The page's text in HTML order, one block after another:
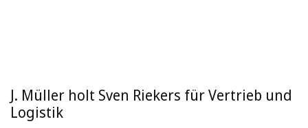
J. Müller holt Sven Riekers für Vertrieb und
Logistik